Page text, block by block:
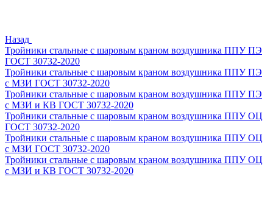
Назад
Тройники стальные с шаровым краном воздушника ППУ ПЭ
ГОСТ 30732-2020
Тройники стальные с шаровым краном воздушника ППУ ПЭ
с МЗИ ГОСТ 30732-2020
Тройники стальные с шаровым краном воздушника ППУ ПЭ
с МЗИ и КВ ГОСТ 30732-2020
Тройники стальные с шаровым краном воздушника ППУ ОЦ
ГОСТ 30732-2020
Тройники стальные с шаровым краном воздушника ППУ ОЦ
с МЗИ ГОСТ 30732-2020
Тройники стальные с шаровым краном воздушника ППУ ОЦ
с МЗИ и КВ ГОСТ 30732-2020